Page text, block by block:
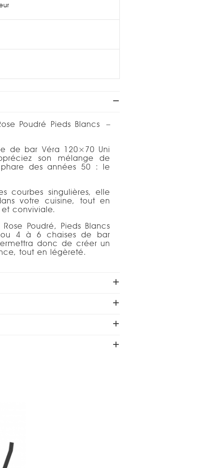
Poudré Pieds Blancs –
de bar Véra 120×70 Uni
son mélange de
des années 50 : le
courbes singulières, elle
votre cuisine, tout en
conviviale.
Poudré, Pieds Blancs
4 à 6 chaises de bar
donc de créer un
tout en légèreté.